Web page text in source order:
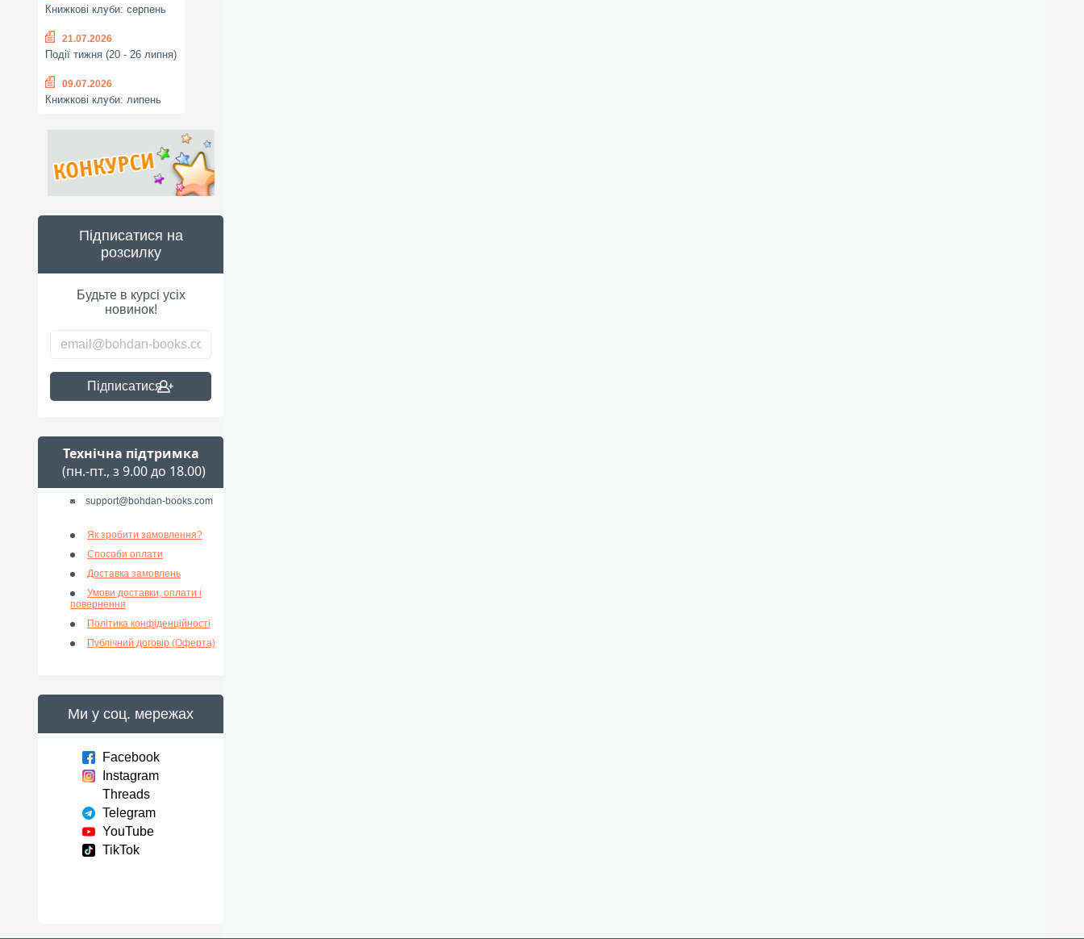
Книжкові клуби: серпень
21.07.2026
Події тижня (20 - 26 липня)
09.07.2026
Книжкові клуби: липень
Підписатися на
розсилку
Будьте в курсі усіх
новинок!
Підписатися
Технічна підтримка
(пн.-пт., з 9.00 до 18.00)
support@bohdan-books.com
Як зробити замовлення?
Способи оплати
Доставка замовлень
Умови доставки, оплати і
повернення
Політика конфіденційності
Публічний договір (Оферта)
Ми у соц. мережах
Facebook
Instagram
Threads
Telegram
YouTube
TikTok